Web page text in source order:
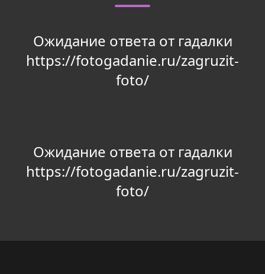
Ожидание ответа от гадалки
https://fotogadanie.ru/zagruzit-
foto/
Ожидание ответа от гадалки
https://fotogadanie.ru/zagruzit-
foto/